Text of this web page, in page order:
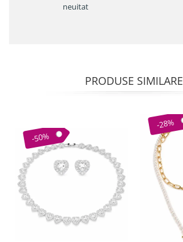
neuitat
PRODUSE SIMILARE
-50%
-28%